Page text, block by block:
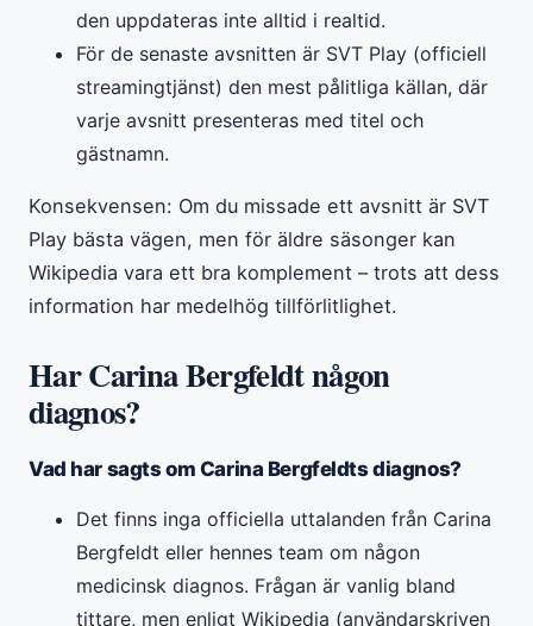
den uppdateras inte alltid i realtid.
För de senaste avsnitten är SVT Play (officiell
streamingtjänst) den mest pålitliga källan, där
varje avsnitt presenteras med titel och
gästnamn.
Konsekvensen: Om du missade ett avsnitt är SVT
Play bästa vägen, men för äldre säsonger kan
Wikipedia vara ett bra komplement – trots att dess
information har medelhög tillförlitlighet.
Har Carina Bergfeldt någon
diagnos?
Vad har sagts om Carina Bergfeldts diagnos?
Det finns inga officiella uttalanden från Carina
Bergfeldt eller hennes team om någon
medicinsk diagnos. Frågan är vanlig bland
tittare, men enligt Wikipedia (användarskriven